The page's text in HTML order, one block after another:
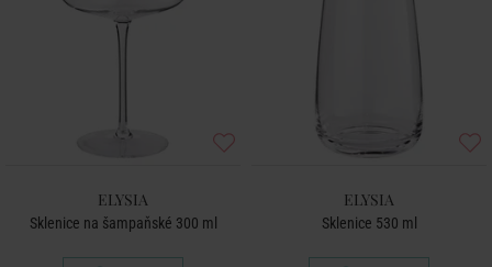
ELYSIA
Sklenice na šampaňské 300 ml
ELYSIA
Sklenice 530 ml